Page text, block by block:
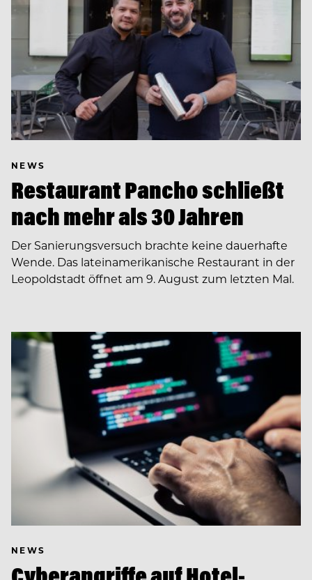
NEWS
Restaurant Pancho schließt
nach mehr als 30 Jahren
Der Sanierungsversuch brachte keine dauerhafte
Wende. Das lateinamerikanische Restaurant in der
Leopoldstadt öffnet am 9. August zum letzten Mal.
NEWS